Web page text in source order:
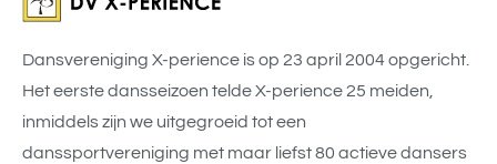
Dansvereniging X-perience is op 23 april 2004 opgericht.
Het eerste dansseizoen telde X-perience 25 meiden,
inmiddels zijn we uitgegroeid tot een
danssportvereniging met maar liefst 80 actieve dansers